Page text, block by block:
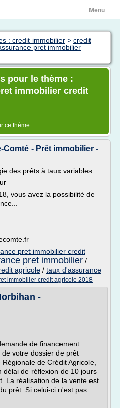
Menu
: credit immobilier > credit
pret immobilier
pour le thème :
immobilier credit
ce thème
- Prêt immobilier -
des prêts à taux variables
vous avez la possibilité de
pret immobilier credit
pret immobilier /
agricole / taux d'assurance
immobilier credit agricole 2018
-
de financement :
votre dossier de prêt
de Crédit Agricole,
délai de réflexion de 10 jours
La réalisation de la vente est
prêt. Si celui-ci n'est pas